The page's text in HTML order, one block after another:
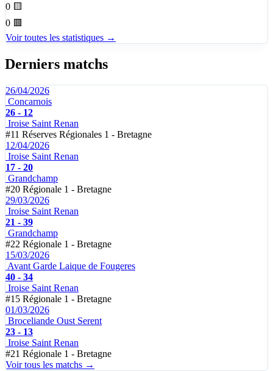
0 🟨
0 🟥
Voir toutes les statistiques →
Derniers matchs
26/04/2026
Concarnois
26 - 12
Iroise Saint Renan
#11 Réserves Régionales 1 - Bretagne
12/04/2026
Iroise Saint Renan
17 - 20
Grandchamp
#20 Régionale 1 - Bretagne
29/03/2026
Iroise Saint Renan
21 - 39
Grandchamp
#22 Régionale 1 - Bretagne
15/03/2026
Avant Garde Laique de Fougeres
40 - 34
Iroise Saint Renan
#15 Régionale 1 - Bretagne
01/03/2026
Broceliande Oust Serent
23 - 13
Iroise Saint Renan
#21 Régionale 1 - Bretagne
Voir tous les matchs →